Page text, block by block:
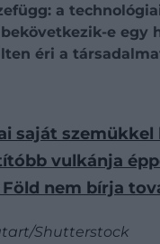
a
e egy
éri a
saját
vulkánja
nem bírja
Shutterstock